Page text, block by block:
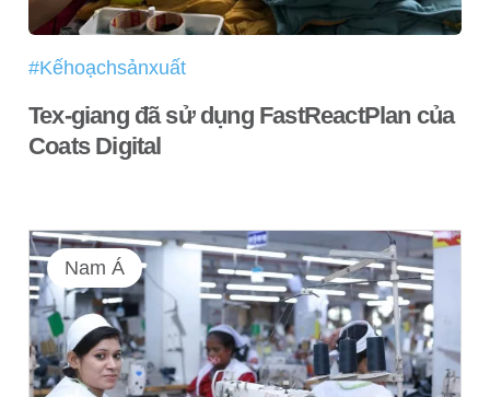
#Kếhoạchsảnxuất
Tex-giang đã sử dụng FastReactPlan của
Coats Digital
Nam Á